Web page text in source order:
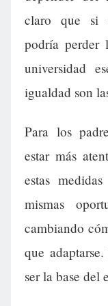
claro que si
podría perder
universidad
igualdad son
Para los
estar más
estas
mismas
cambiando
que
ser la base del